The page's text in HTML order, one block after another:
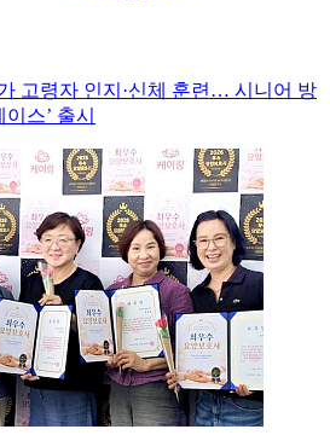
고령자 인지·신체 훈련… 시니어 방
스’ 출시